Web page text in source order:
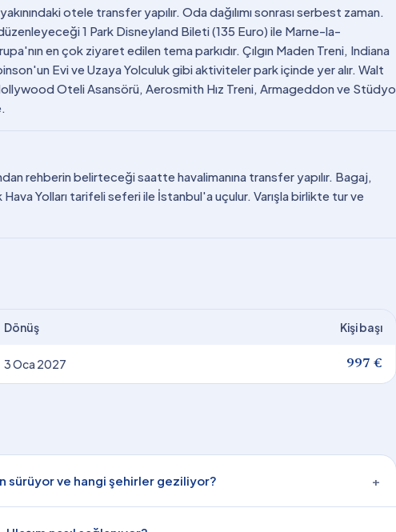
otele transfer yapılır. Oda dağılımı sonrası serbest zaman.
1 Park Disneyland Bileti (135 Euro) ile Marne-la-
en çok ziyaret edilen tema parkıdır. Çılgın Maden Treni, Indiana
Evi ve Uzaya Yolculuk gibi aktiviteler park içinde yer alır. Walt
Oteli Asansörü, Aerosmith Hız Treni, Armageddon ve Stüdyo
rehberin belirteceği saatte havalimanına transfer yapılır. Bagaj,
Yolları tarifeli seferi ile İstanbul'a uçulur. Varışla birlikte tur ve
Dönüş Kişi başı
3 Oca 2027 997 €
sürüyor ve hangi şehirler geziliyor? +